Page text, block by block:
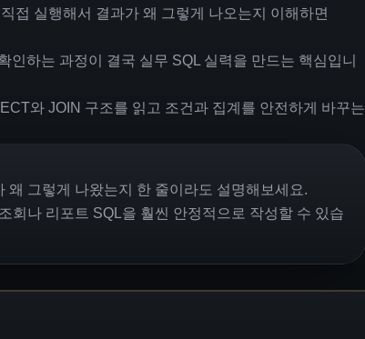
접 실행해서 결과가 왜 그렇게 나오는지 이해하면
하는 과정이 결국 실무 SQL 실력을 만드는 핵심입니
와 JOIN 구조를 읽고 조건과 집계를 안전하게 바꾸는
왜 그렇게 나왔는지 한 줄이라도 설명해보세요.
회나 리포트 SQL을 훨씬 안정적으로 작성할 수 있습